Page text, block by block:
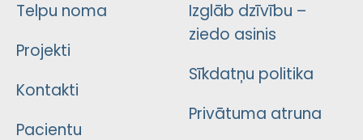
Telpu noma
Projekti
Kontakti
Pacientu
Izglāb dzīvību –
ziedo asinis
Sīkdatņu politika
Privātuma atruna